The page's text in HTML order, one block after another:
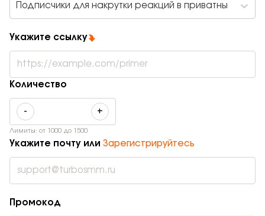
Подписчики для накрутки реакций в приватный
Укажите ссылку
Количество
- +
Лимиты: от 1000 до 1500
Укажите почту или Зарегистрируйтесь
Промокод